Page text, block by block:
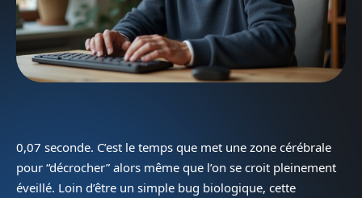
0,07 seconde. C’est le temps que met une zone cérébrale
pour “décrocher” alors même que l’on se croit pleinement
éveillé. Loin d’être un simple bug biologique, cette